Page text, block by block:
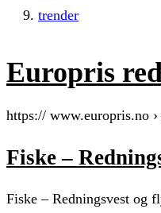
trender
Europris
https:// www.europris.no
Fiske –
Fiske – Redningsvest og